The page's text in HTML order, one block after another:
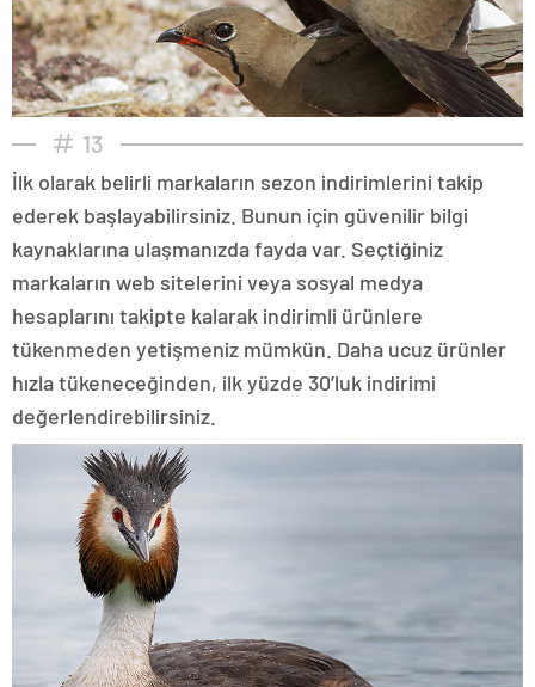
13
İlk olarak belirli markaların sezon indirimlerini takip
ederek başlayabilirsiniz. Bunun için güvenilir bilgi
kaynaklarına ulaşmanızda fayda var. Seçtiğiniz
markaların web sitelerini veya sosyal medya
hesaplarını takipte kalarak indirimli ürünlere
tükenmeden yetişmeniz mümkün. Daha ucuz ürünler
hızla tükeneceğinden, ilk yüzde 30’luk indirimi
değerlendirebilirsiniz.